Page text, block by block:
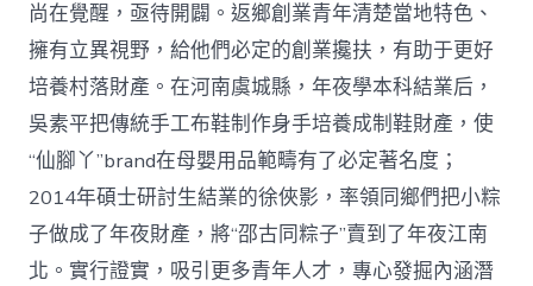
尚在覺醒，亟待開闢。返鄉創業青年清楚當地特色、
擁有立異視野，給他們必定的創業攙扶，有助于更好
培養村落財產。在河南虞城縣，年夜學本科結業后，
吳素平把傳統手工布鞋制作身手培養成制鞋財產，使
“仙腳丫”brand在母嬰用品範疇有了必定著名度；
2014年碩士研討生結業的徐俠影，率領同鄉們把小粽
子做成了年夜財產，將“邵古同粽子”賣到了年夜江南
北。實行證實，吸引更多青年人才，專心發掘內涵潛